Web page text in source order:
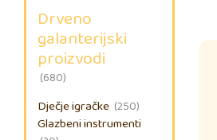
Drveno
galanterijski
proizvodi
(680)
Dječje igračke (250)
Glazbeni instrumenti